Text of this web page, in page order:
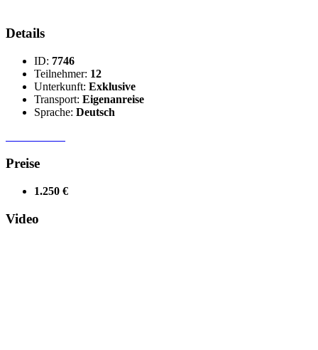
Details
ID: 7746
Teilnehmer: 12
Unterkunft: Exklusive
Transport: Eigenanreise
Sprache: Deutsch
Preise
1.250 €
Video